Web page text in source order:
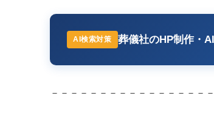
AI検索対策 葬儀社のHP制作・
－－－－－－－－－－－－－－－－